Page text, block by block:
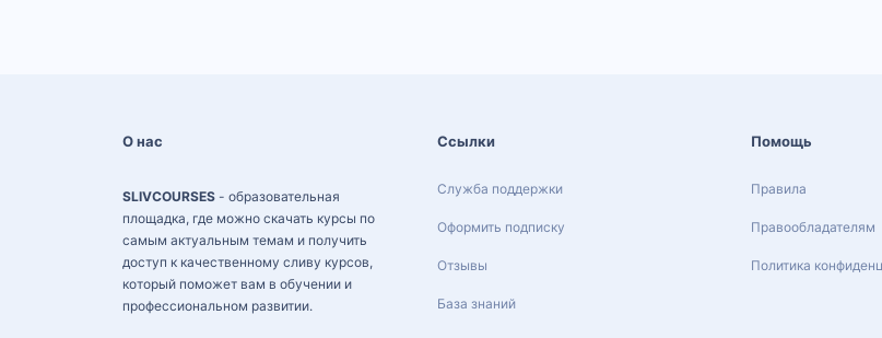
О нас
SLIVCOURSES - образовательная
площадка, где можно скачать курсы по
самым актуальным темам и получить
доступ к качественному сливу курсов,
который поможет вам в обучении и
профессиональном развитии.
Ссылки
Служба поддержки
Оформить подписку
Отзывы
База знаний
Помощь
Правила
Правообладателям
Политика